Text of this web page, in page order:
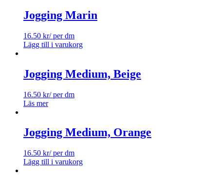
Jogging Marin
16.50 kr/ per dm
Lägg till i varukorg
Jogging Medium, Beige
16.50 kr/ per dm
Läs mer
Jogging Medium, Orange
16.50 kr/ per dm
Lägg till i varukorg